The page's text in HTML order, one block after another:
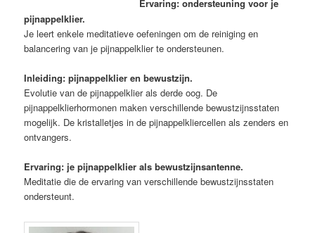
Ervaring: ondersteuning voor je
pijnappelklier.
Je leert enkele meditatieve oefeningen om de reiniging en
balancering van je pijnappelklier te ondersteunen.
Inleiding: pijnappelklier en bewustzijn.
Evolutie van de pijnappelklier als derde oog. De
pijnappelklierhormonen maken verschillende bewustzijnsstaten
mogelijk. De kristalletjes in de pijnappelkliercellen als zenders en
ontvangers.
Ervaring: je pijnappelklier als bewustzijnsantenne.
Meditatie die de ervaring van verschillende bewustzijnsstaten
ondersteunt.